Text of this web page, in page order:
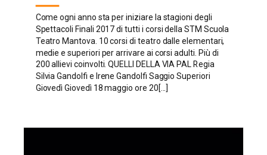
Come ogni anno sta per iniziare la stagioni degli
Spettacoli Finali 2017 di tutti i corsi della STM Scuola
Teatro Mantova. 10 corsi di teatro dalle elementari,
medie e superiori per arrivare ai corsi adulti. Più di
200 allievi coinvolti. QUELLI DELLA VIA PAL Regia
Silvia Gandolfi e Irene Gandolfi Saggio Superiori
Giovedì Giovedì 18 maggio ore 20[...]